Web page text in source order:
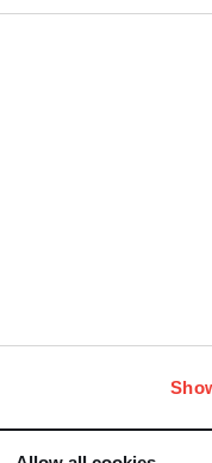
niepokój po zażyciu